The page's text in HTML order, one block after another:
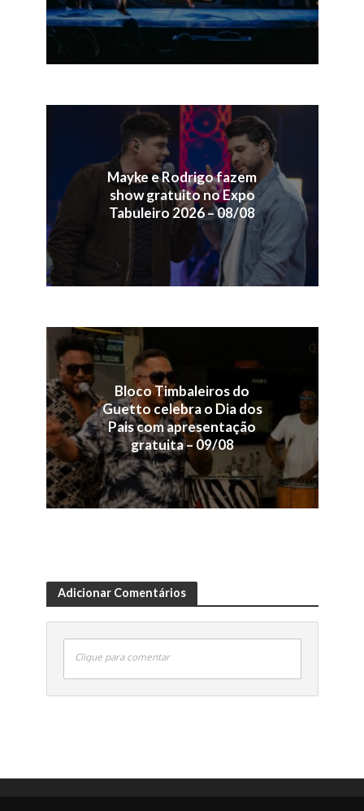
Mayke e Rodrigo fazem
show gratuito no Expo
Tabuleiro 2026 – 08/08
Bloco Timbaleiros do
Guetto celebra o Dia dos
Pais com apresentação
gratuita – 09/08
Adicionar Comentários
Clique para comentar